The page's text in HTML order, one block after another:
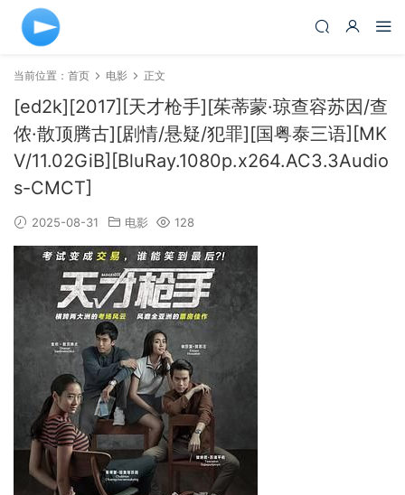
当前位置： 首页 电影 正文
[ed2k][2017][天才枪手][茱蒂蒙·琼查容苏因/查
侬·散顶腾古][剧情/悬疑/犯罪][国粤泰三语][MK
V/11.02GiB][BluRay.1080p.x264.AC3.3Audio
s-CMCT]
2025-08-31 电影 128